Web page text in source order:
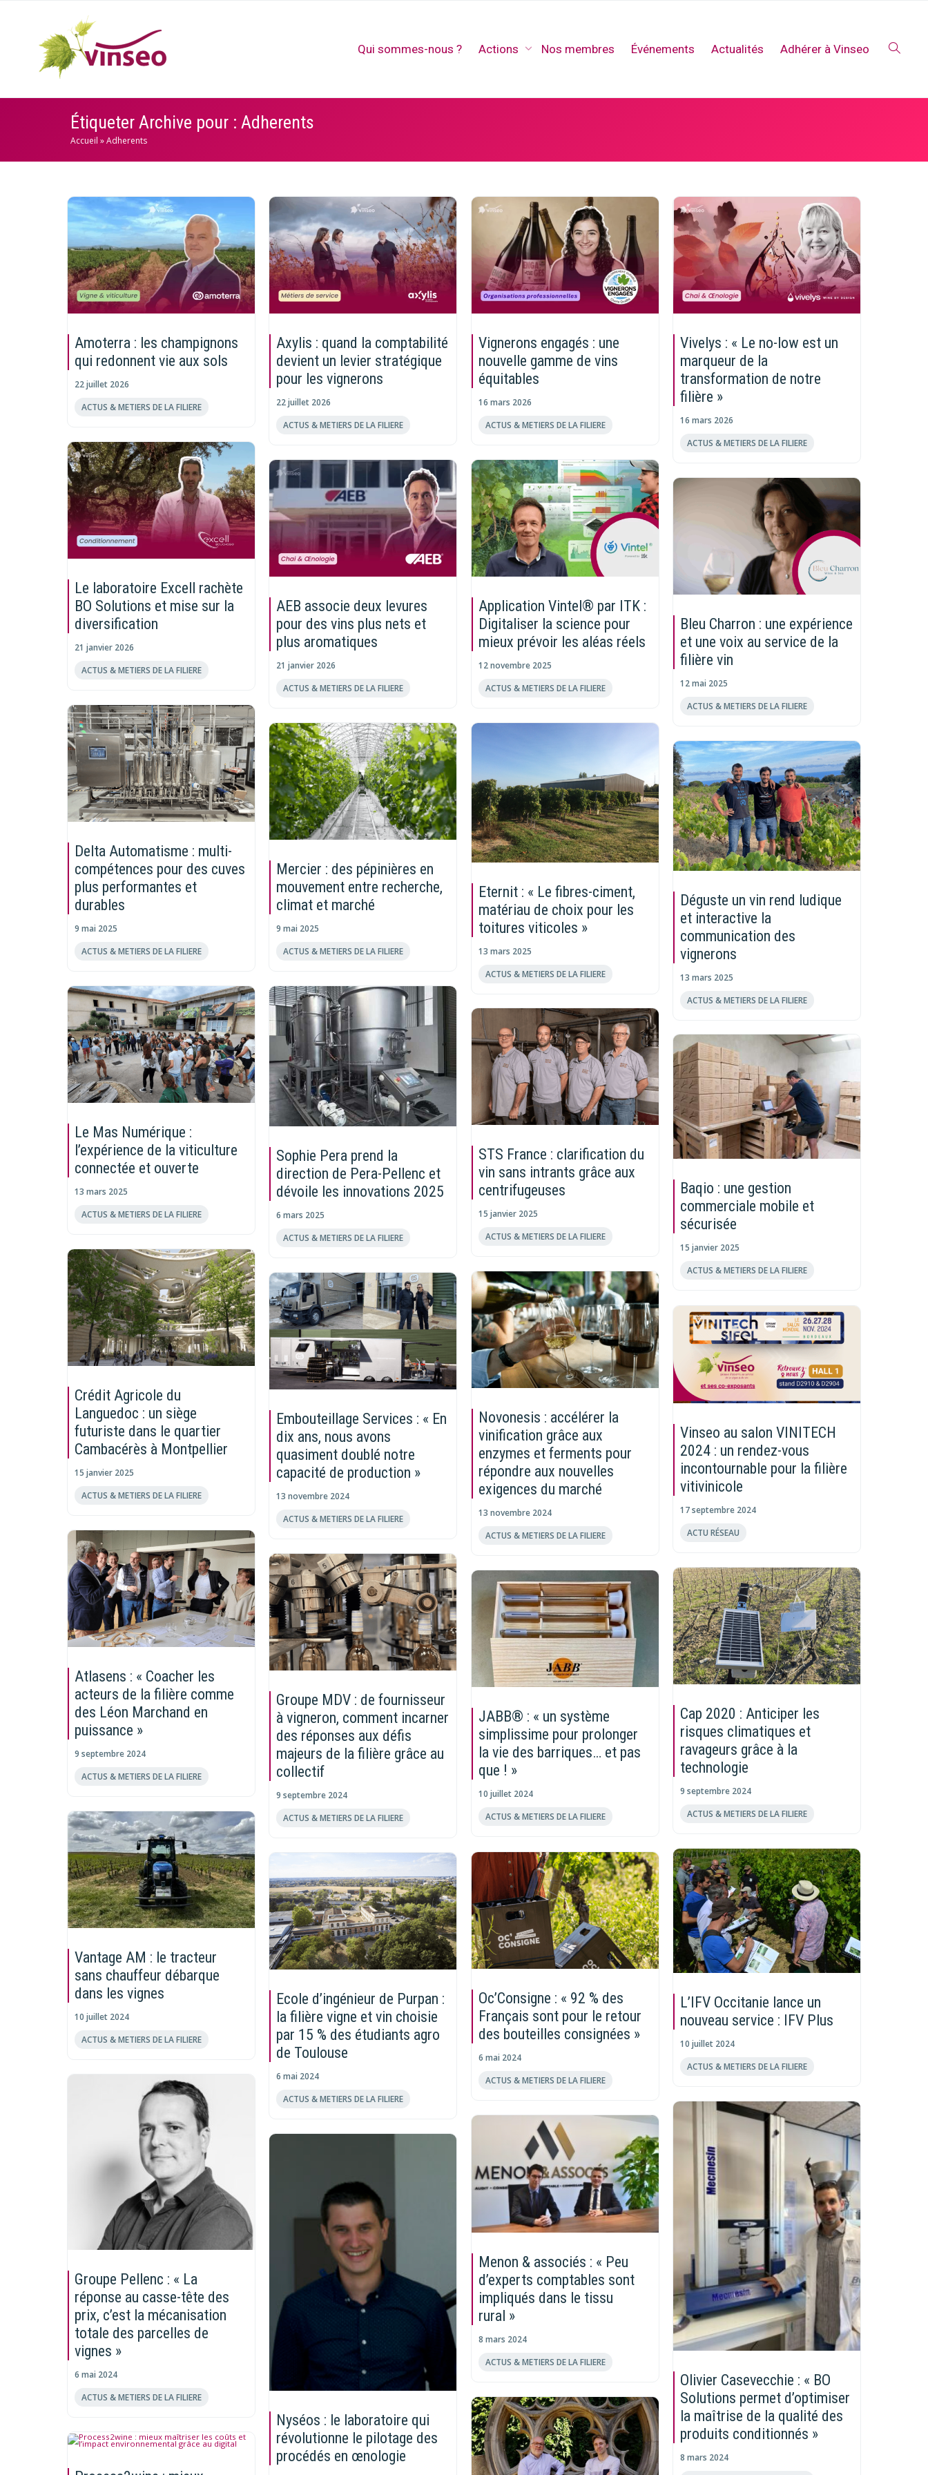
Qui sommes-nous ? Actions Nos membres Événements Actualités Adhérer à Vinseo
Étiqueter Archive pour : Adherents
Accueil »Adherents
Amoterra : les champignons
qui redonnent vie aux sols
22 juillet 2026
ACTUS & METIERS DE LA FILIERE
Axylis : quand la comptabilité
devient un levier stratégique
pour les vignerons
22 juillet 2026
ACTUS & METIERS DE LA FILIERE
Vignerons engagés : une
nouvelle gamme de vins
équitables
16 mars 2026
ACTUS & METIERS DE LA FILIERE
Vivelys : « Le no-low est un
marqueur de la
transformation de notre
filière »
16 mars 2026
ACTUS & METIERS DE LA FILIERE
Le laboratoire Excell rachète
BO Solutions et mise sur la
diversification
21 janvier 2026
ACTUS & METIERS DE LA FILIERE
AEB associe deux levures
pour des vins plus nets et
plus aromatiques
21 janvier 2026
ACTUS & METIERS DE LA FILIERE
Application Vintel® par ITK :
Digitaliser la science pour
mieux prévoir les aléas réels
12 novembre 2025
ACTUS & METIERS DE LA FILIERE
Bleu Charron : une expérience
et une voix au service de la
filière vin
12 mai 2025
ACTUS & METIERS DE LA FILIERE
Delta Automatisme : multi-
compétences pour des cuves
plus performantes et
durables
9 mai 2025
ACTUS & METIERS DE LA FILIERE
Mercier : des pépinières en
mouvement entre recherche,
climat et marché
9 mai 2025
ACTUS & METIERS DE LA FILIERE
Eternit : « Le fibres-ciment,
matériau de choix pour les
toitures viticoles »
13 mars 2025
ACTUS & METIERS DE LA FILIERE
Déguste un vin rend ludique
et interactive la
communication des
vignerons
13 mars 2025
ACTUS & METIERS DE LA FILIERE
Le Mas Numérique :
l’expérience de la viticulture
connectée et ouverte
13 mars 2025
ACTUS & METIERS DE LA FILIERE
Sophie Pera prend la
direction de Pera-Pellenc et
dévoile les innovations 2025
6 mars 2025
ACTUS & METIERS DE LA FILIERE
STS France : clarification du
vin sans intrants grâce aux
centrifugeuses
15 janvier 2025
ACTUS & METIERS DE LA FILIERE
Baqio : une gestion
commerciale mobile et
sécurisée
15 janvier 2025
ACTUS & METIERS DE LA FILIERE
Crédit Agricole du
Languedoc : un siège
futuriste dans le quartier
Cambacérès à Montpellier
15 janvier 2025
ACTUS & METIERS DE LA FILIERE
Novonesis : accélérer la
vinification grâce aux
enzymes et ferments pour
répondre aux nouvelles
exigences du marché
13 novembre 2024
ACTUS & METIERS DE LA FILIERE
Embouteillage Services : « En
dix ans, nous avons
quasiment doublé notre
capacité de production »
13 novembre 2024
ACTUS & METIERS DE LA FILIERE
Vinseo au salon VINITECH
2024 : un rendez-vous
incontournable pour la filière
vitivinicole
17 septembre 2024
ACTU RÉSEAU
Atlasens : « Coacher les
acteurs de la filière comme
des Léon Marchand en
puissance »
9 septembre 2024
ACTUS & METIERS DE LA FILIERE
Groupe MDV : de fournisseur
à vigneron, comment incarner
des réponses aux défis
majeurs de la filière grâce au
collectif
9 septembre 2024
ACTUS & METIERS DE LA FILIERE
Cap 2020 : Anticiper les
risques climatiques et
ravageurs grâce à la
technologie
9 septembre 2024
ACTUS & METIERS DE LA FILIERE
JABB® : « un système
simplissime pour prolonger
la vie des barriques… et pas
que ! »
10 juillet 2024
ACTUS & METIERS DE LA FILIERE
Vantage AM : le tracteur
sans chauffeur débarque
dans les vignes
10 juillet 2024
ACTUS & METIERS DE LA FILIERE
L’IFV Occitanie lance un
nouveau service : IFV Plus
10 juillet 2024
ACTUS & METIERS DE LA FILIERE
Oc’Consigne : « 92 % des
Français sont pour le retour
des bouteilles consignées »
6 mai 2024
ACTUS & METIERS DE LA FILIERE
Ecole d’ingénieur de Purpan :
la filière vigne et vin choisie
par 15 % des étudiants agro
de Toulouse
6 mai 2024
ACTUS & METIERS DE LA FILIERE
Groupe Pellenc : « La
réponse au casse-tête des
prix, c’est la mécanisation
totale des parcelles de
vignes »
6 mai 2024
ACTUS & METIERS DE LA FILIERE
Olivier Casevecchie : « BO
Solutions permet d’optimiser
la maîtrise de la qualité des
produits conditionnés »
8 mars 2024
Menon & associés : « Peu
d’experts comptables sont
impliqués dans le tissu
rural »
8 mars 2024
ACTUS & METIERS DE LA FILIERE
Nyséos : le laboratoire qui
révolutionne le pilotage des
procédés en œnologie